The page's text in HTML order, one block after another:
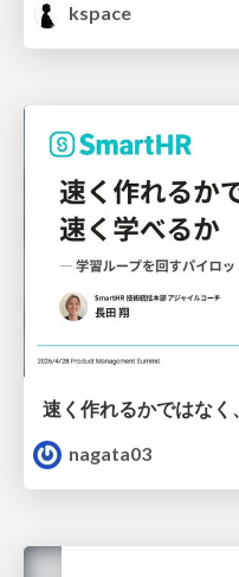
kspace
nagata03